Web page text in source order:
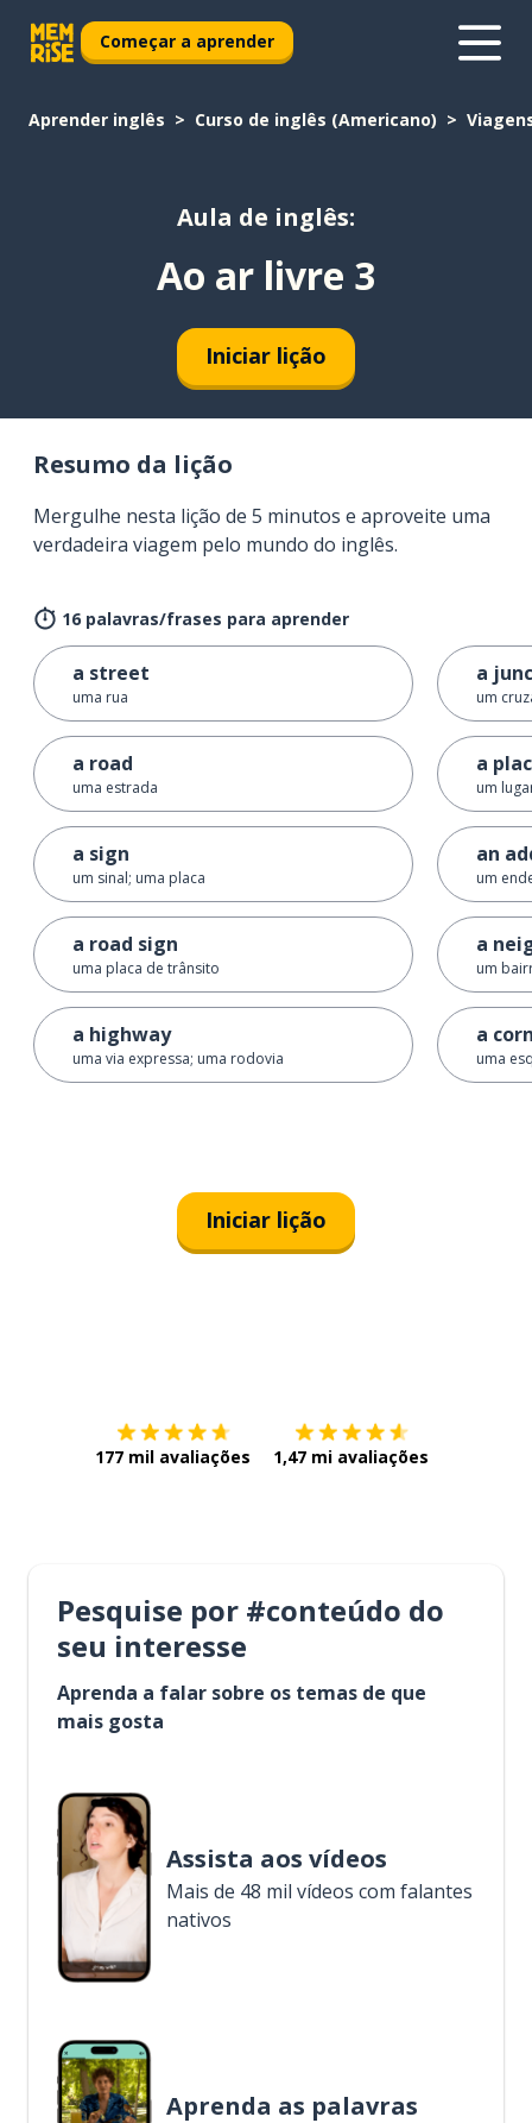
Começar a aprender
Aprender inglês Curso de inglês (Americano)
Aula de inglês:
Ao ar livre 3
Iniciar lição
Resumo da lição
Mergulhe nesta lição de 5 minutos e aproveite uma
verdadeira viagem pelo mundo do inglês.
16 palavras/frases para aprender
a street
uma rua
a road
uma estrada
a sign
um sinal; uma placa
a road sign
uma placa de trânsito
a highway
uma via expressa; uma rodovia
a
um
a
um
an
um
a
um
a
uma
Iniciar lição
177 mil avaliações 1,47 mi avaliações
Pesquise por #conteúdo do
seu interesse
Aprenda a falar sobre os temas de que
mais gosta
Assista aos vídeos
Mais de 48 mil vídeos com falantes
nativos
Aprenda as palavras